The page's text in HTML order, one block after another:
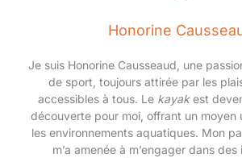
Honorine
Je suis Honorine Causseaud, une
de sport, toujours attirée par les
accessibles à tous. Le kayakest
découverte pour moi, offrant un moyen
les environnements aquatiques. Mon
m’a amenée à m’engager dans